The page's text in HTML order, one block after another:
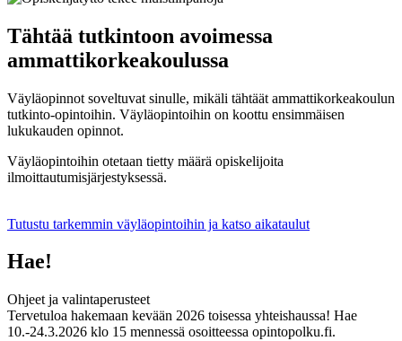
Tähtää tutkintoon avoimessa
ammattikorkeakoulussa
Väyläopinnot soveltuvat sinulle, mikäli tähtäät ammattikorkeakoulun
tutkinto-opintoihin. Väyläopintoihin on koottu ensimmäisen
lukukauden opinnot.
Väyläopintoihin otetaan tietty määrä opiskelijoita
ilmoittautumisjärjestyksessä.
Tutustu tarkemmin väyläopintoihin ja katso aikataulut
Hae!
Ohjeet ja valintaperusteet
Tervetuloa hakemaan kevään 2026 toisessa yhteishaussa! Hae
10.-24.3.2026 klo 15 mennessä osoitteessa opintopolku.fi.